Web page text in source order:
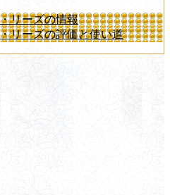
リーズの情報
リーズの評価と使い道